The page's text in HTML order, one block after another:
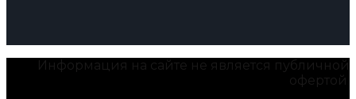
Информация на сайте не является публичной
офертой.